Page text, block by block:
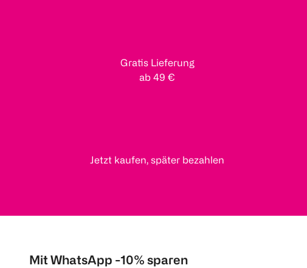
Gratis Lieferung
ab 49 €
Jetzt kaufen, später bezahlen
Mit WhatsApp -10% sparen